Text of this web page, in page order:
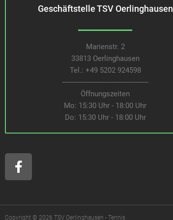
Geschäftstelle TSV Oerlinghausen
Marienstr. 2
33813 Oerlinghausen
Tel.: +49 5202 924598
--------------------------------------------
Öffnungszeiten
Mo: 15:30 Uhr - 18:00 Uhr
Do: 15:30 Uhr - 18:00 Uhr
a
c
o
Copyright © 2026 TSV Oerlinghausen - Tennis